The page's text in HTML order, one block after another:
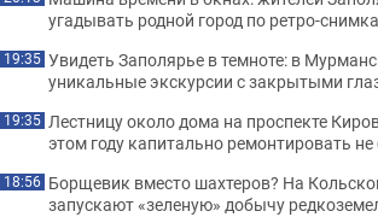
угадывать родной город по ретро-
19:35 Увидеть Заполярье в темноте: в
уникальные экскурсии с закрытыми
19:35 Лестницу около дома на проспекте
этом году капитально ремонтировать не
18:56 Борщевик вместо шахтеров? На
запускают «зеленую» добычу